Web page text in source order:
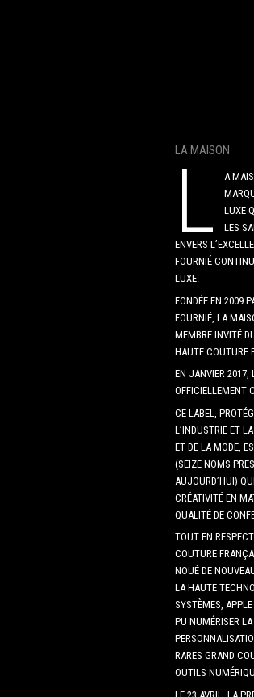
LA MAISON
L
A
LUXE
LES
ENVERS
FOURNIÉ
LUXE.
FONDÉE EN 2009
FOURNIÉ, LA
MEMBRE INVITÉ
HAUTE COUTURE
EN JANVIER 2017,
OFFICIELLEMENT
CE LABEL,
L’INDUSTRIE ET
ET DE LA MODE,
(SEIZE NOMS
AUJOURD’HUI)
CRÉATIVITÉ EN
QUALITÉ DE
TOUT EN
COUTURE
NOUÉ DE
LA HAUTE
SYSTÈMES,
PU NUMÉRISER
RARES GRAND
OUTILS
LE 23 AVRIL, LA